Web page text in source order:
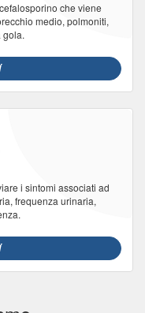
che viene
medio, polmoniti,
gola.
i sintomi associati ad
frequenza urinaria,